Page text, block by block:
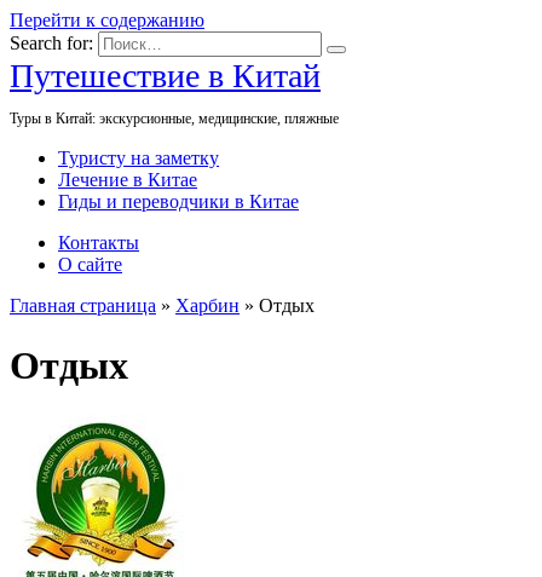
Перейти к содержанию
Search for:
Путешествие в Китай
Туры в Китай: экскурсионные, медицинские, пляжные
Туристу на заметку
Лечение в Китае
Гиды и переводчики в Китае
Контакты
О сайте
Главная страница » Харбин » Отдых
Отдых